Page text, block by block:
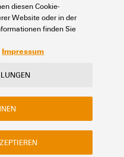
diesen Cookie-
Website oder in der
finden Sie
Impressum